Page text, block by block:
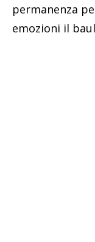
permanenza
emozioni il